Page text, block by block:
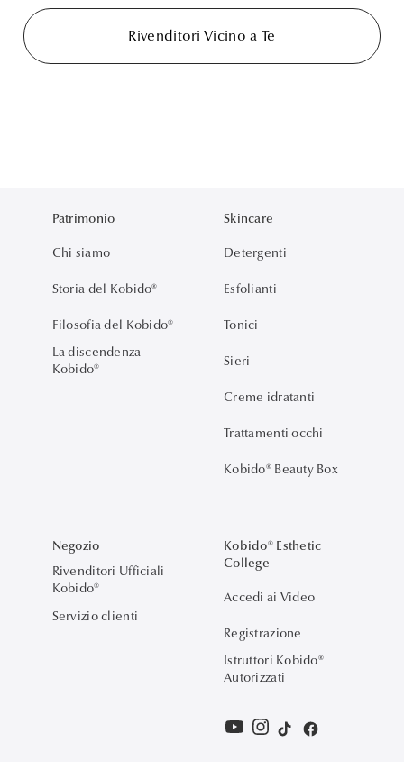
Rivenditori Vicino a Te
Patrimonio
Chi siamo
Storia del Kobido®
Filosofia del Kobido®
La discendenza
Kobido®
Skincare
Detergenti
Esfolianti
Tonici
Sieri
Creme idratanti
Trattamenti occhi
Kobido® Beauty Box
Negozio
Rivenditori Ufficiali
Kobido®
Servizio clienti
Kobido® Esthetic
College
Accedi ai Video
Registrazione
Istruttori Kobido®
Autorizzati